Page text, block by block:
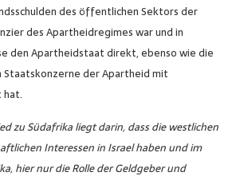
des öffentlichen Sektors der
des Apartheidregimes war und in
den Apartheidstaat direkt, ebenso wie die
der Apartheid mit
hat.
zu Südafrika liegt darin, dass die westlichen
Interessen in Israel haben und im
hier nur die Rolle der Geldgeber und